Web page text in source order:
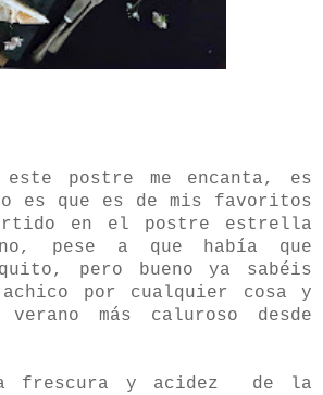
postre me encanta, es
es que es de mis favoritos
en el postre estrella
pese a que había que
pero bueno ya sabéis
achico por cualquier cosa y
más caluroso desde
frescura y acidez
de la